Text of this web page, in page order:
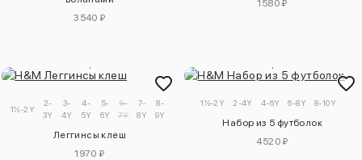
3540 ₽
1580 ₽
1½-2Y
2-
3Y
3-
4Y
4-
5Y
5-
6Y
6-
7Y
7-
8Y
8-
9Y
Леггинсы клеш
1970 ₽
1½-2Y 2-4Y 4-6Y 6-8Y 8-10Y
Набор из 5 футболок
4520 ₽